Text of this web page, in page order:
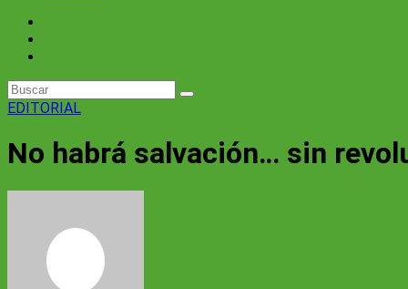
EDITORIAL
No habrá salvación… sin